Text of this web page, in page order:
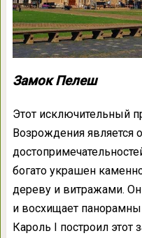
Замок Пелеш
Этот исключительный
Возрождения является
богато украшен
дереву и витражами.
и восхищает
Кароль I построил этот